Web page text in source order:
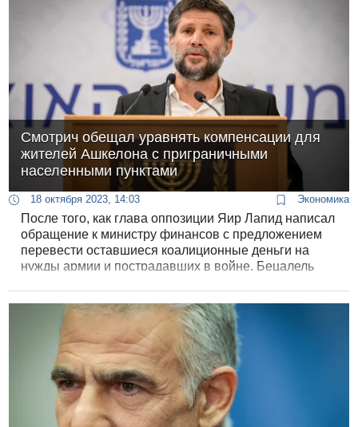
Смотрич обещал уравнять компенсации для
жителей Ашкелона с приграничными
населенными пунктами
18 октября 2023, 14:03 Экономика
После того, как глава оппозиции Яир Лапид написал
обращение к министру финансов с предложением
перевести оставшиеся коалиционные деньги на
нужды армии и пострадавших в войне, Бецалель
вытекающим финансированием, однако это
изменение будет временным - до конца войны.